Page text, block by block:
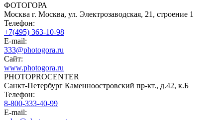
ФОТОГОРА
Москва г. Москва, ул. Электрозаводская, 21, строение 1
Телефон:
+7(495) 363-10-98
E-mail:
333@photogora.ru
Сайт:
www.photogora.ru
PHOTOPROCENTER
Санкт-Петербург Каменноостровский пр-кт., д.42, к.Б
Телефон:
8-800-333-40-99
E-mail: